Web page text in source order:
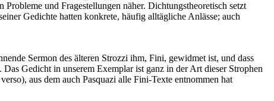
und Fragestellungen näher. Dichtungstheoretisch setzt
Gedichte hatten konkrete, häufig alltägliche Anlässe; auch
Sermon des älteren Strozzi ihm, Fini, gewidmet ist, und dass
Gedicht in unserem Exemplar ist ganz in der Art dieser Strophen
aus dem auch Pasquazi alle Fini-Texte entnommen hat